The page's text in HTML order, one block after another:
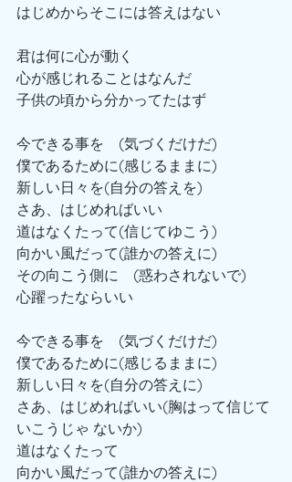
はじめからそこには答えはない
君は何に心が動く
心が感じれることはなんだ
子供の頃から分かってたはず
今できる事を　(気づくだけだ)
僕であるために(感じるままに)
新しい日々を(自分の答えを)
さあ、はじめればいい
道はなくたって(信じてゆこう)
向かい風だって(誰かの答えに)
その向こう側に　(惑わされないで)
心躍ったならいい
今できる事を　(気づくだけだ)
僕であるために(感じるままに)
新しい日々を(自分の答えに)
さあ、はじめればいい(胸はって信じて
いこうじゃ ないか)
道はなくたって
向かい風だって(誰かの答えに)